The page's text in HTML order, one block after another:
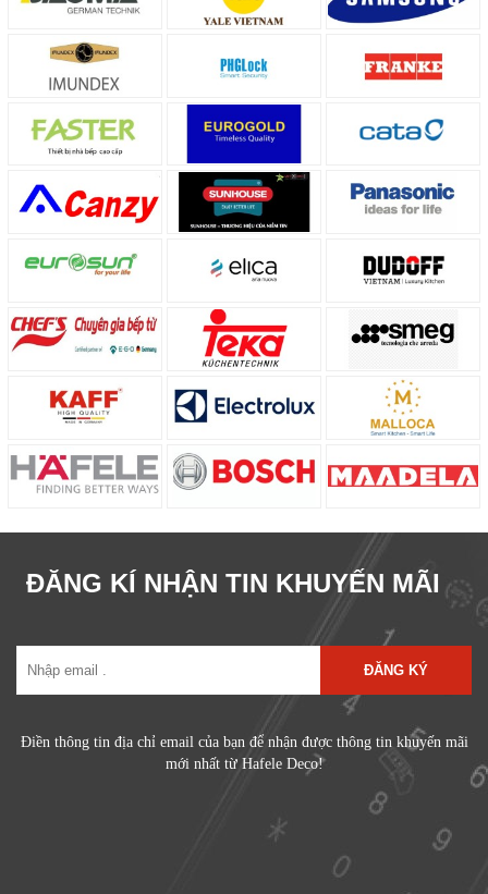
ĐĂNG KÍ NHẬN TIN KHUYẾN MÃI
ĐĂNG KÝ
Điền thông tin địa chỉ email của bạn để nhận được thông tin khuyến mãi
mới nhất từ Hafele Deco!